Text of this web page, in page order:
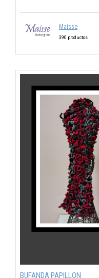
Maisse
390 productos
BUFANDA PAPILLON